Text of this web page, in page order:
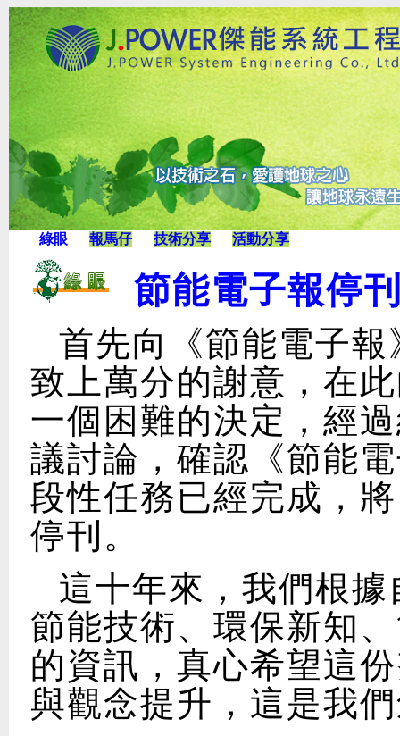
綠眼 報馬仔 技術分享 活動分享
節能電子報停
首先向《節能電子報
致上萬分的謝意，在
一個困難的決定，經
議討論，確認《節能
段性任務已經完成，
停刊。
這十年來，我們根
節能技術、環保新知
的資訊，真心希望這
與觀念提升，這是我